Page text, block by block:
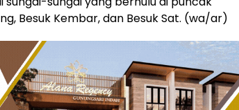
Besuk Kembar, dan Besuk Sat. (wa/ar)